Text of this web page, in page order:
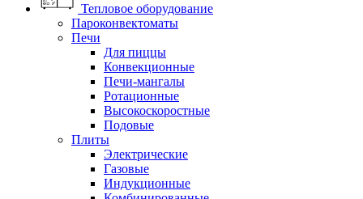
Тепловое оборудование
Пароконвектоматы
Печи
Для пиццы
Конвекционные
Печи-мангалы
Ротационные
Высокоскоростные
Подовые
Плиты
Электрические
Газовые
Индукционные